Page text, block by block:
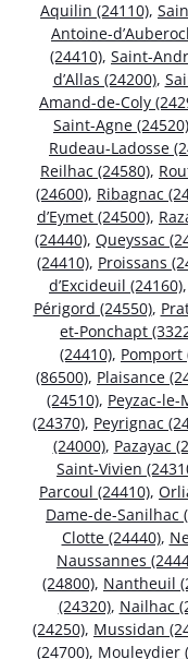
Aquilin (24110),
Antoine-
(24410), Saint-
d’Allas (24200),
Amand-de-Coly
Saint-Agne (24520)
Rudeau-Ladosse
Reilhac (24580),
(24600), Ribagnac
d’Eymet (24500),
(24440), Queyssac
(24410), Proissans
d’Excideuil (24160),
Périgord (24550),
et-Ponchapt
(24410), Pomport
(86500), Plaisance
(24510), Peyzac-le-
(24370), Peyrignac
(24000), Pazayac
Saint-Vivien
Parcoul (24410),
Dame-de-Sanilhac
Clotte (24440),
Naussannes
(24800), Nantheuil
(24320), Nailhac
(24250), Mussidan
(24700), Mouleydier